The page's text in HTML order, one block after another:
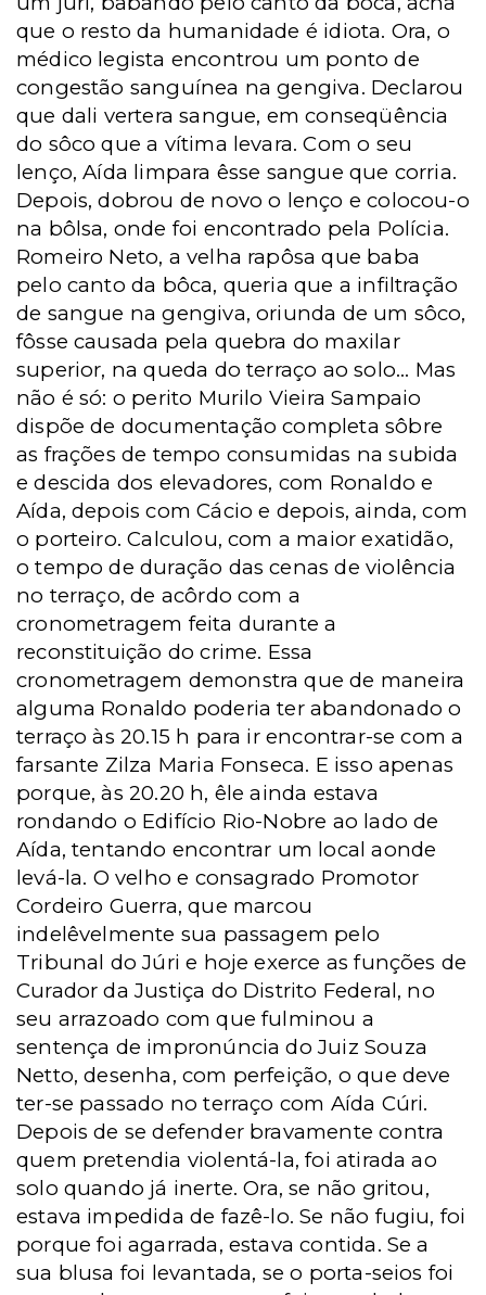
que o resto da humanidade é idiota. Ora, o
médico legista encontrou um ponto de
congestão sanguínea na gengiva. Declarou
que dali vertera sangue, em conseqüência
do sôco que a vítima levara. Com o seu
lenço, Aída limpara êsse sangue que corria.
Depois, dobrou de novo o lenço e colocou-o
na bôlsa, onde foi encontrado pela Polícia.
Romeiro Neto, a velha rapôsa que baba
pelo canto da bôca, queria que a infiltração
de sangue na gengiva, oriunda de um sôco,
fôsse causada pela quebra do maxilar
superior, na queda do terraço ao solo... Mas
não é só: o perito Murilo Vieira Sampaio
dispõe de documentação completa sôbre
as frações de tempo consumidas na subida
e descida dos elevadores, com Ronaldo e
Aída, depois com Cácio e depois, ainda, com
o porteiro. Calculou, com a maior exatidão,
o tempo de duração das cenas de violência
no terraço, de acôrdo com a
cronometragem feita durante a
reconstituição do crime. Essa
cronometragem demonstra que de maneira
alguma Ronaldo poderia ter abandonado o
terraço às 20.15 h para ir encontrar-se com a
farsante Zilza Maria Fonseca. E isso apenas
porque, às 20.20 h, êle ainda estava
rondando o Edifício Rio-Nobre ao lado de
Aída, tentando encontrar um local aonde
levá-la. O velho e consagrado Promotor
Cordeiro Guerra, que marcou
indelêvelmente sua passagem pelo
Tribunal do Júri e hoje exerce as funções de
Curador da Justiça do Distrito Federal, no
seu arrazoado com que fulminou a
sentença de impronúncia do Juiz Souza
Netto, desenha, com perfeição, o que deve
ter-se passado no terraço com Aída Cúri.
Depois de se defender bravamente contra
quem pretendia violentá-la, foi atirada ao
solo quando já inerte. Ora, se não gritou,
estava impedida de fazê-lo. Se não fugiu, foi
porque foi agarrada, estava contida. Se a
sua blusa foi levantada, se o porta-seios foi